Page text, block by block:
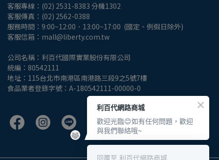
客服專線：(02) 2531-8383 分機1302
客服傳真：(02) 2562-0388
服務時間：9:00~12:00．13:00~17:00  (國定、例假日除外)
客服信箱：mall@liberty.com.tw
公司名稱：利百代國際實業股份有限公司
統編：80542111
地址：115台北市南港區南港路三段9之5號7樓
食品業者登錄字號：A-180542111-00000-0
利百代網路商城
歡迎光臨😊如有任何問題，歡迎
與我們聯絡哦~
回覆至 利百代網路商城